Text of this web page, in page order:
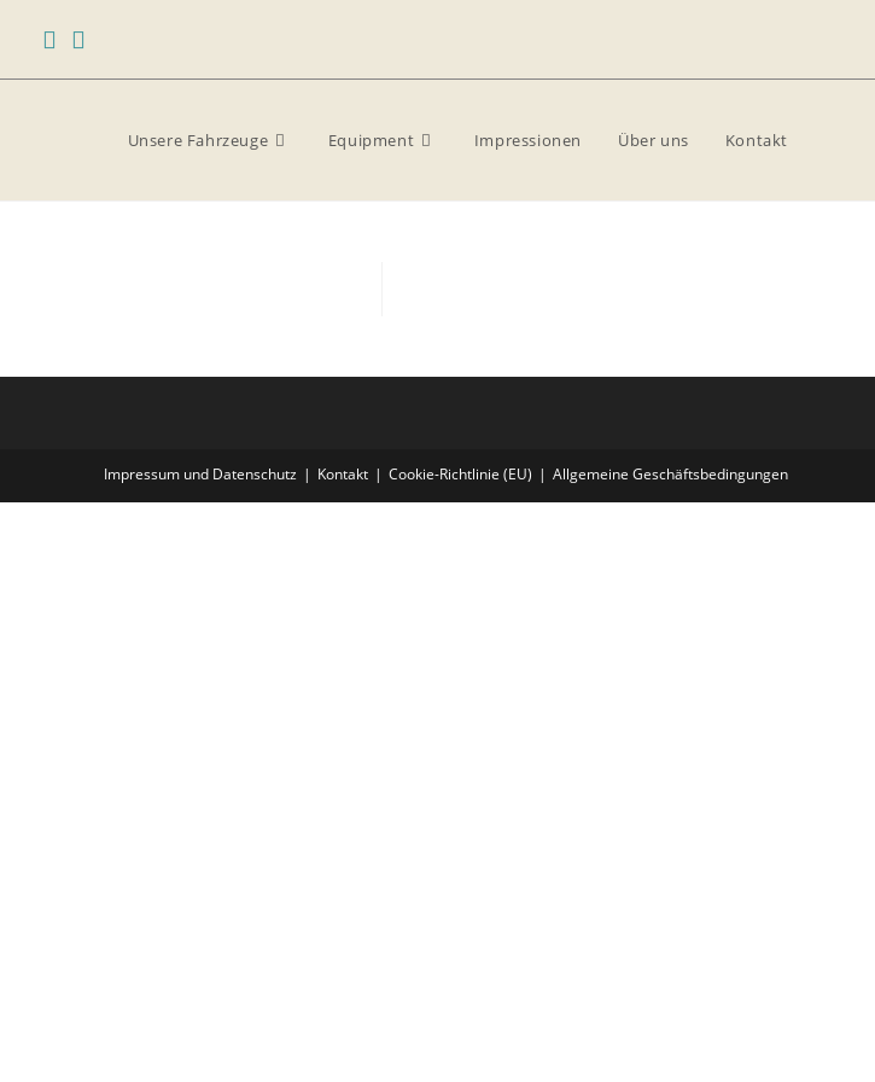
Unsere Fahrzeuge Equipment Impressionen Über uns Kontakt
Impressum und Datenschutz Kontakt Cookie-Richtlinie (EU) Allgemeine Geschäftsbedingungen